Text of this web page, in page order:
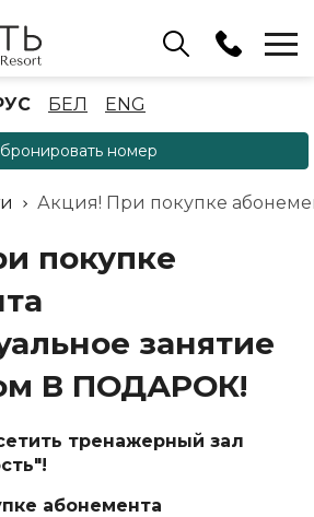
Бассейн
+375 (17) 503 93 22
Аренда беседок
+375 (33) 902 35 07
Отдел бронирования
+375 (17) 503 91 10
БЕЛ ENG
номер
Акция! При покупке
покупке
занятие
В ПОДАРОК!
тренажерный зал
абонемента